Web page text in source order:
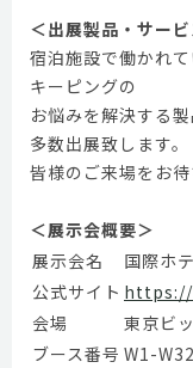
＜出展製品・サー
宿泊施設で働かれ
キーピングの
お悩みを解決する
多数出展致します。
皆様のご来場をお待
＜展示会概要＞
展示会名
国際ホ
公式サイト
会場
東京ビ
ブース番号 W1-W32